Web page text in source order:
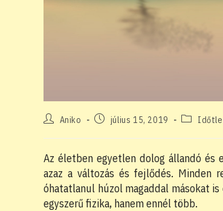
PostAniko
Postjúlius 15, 2019
Post
Az életben egyetlen dolog állandó és
azaz a változás és fejlődés. Minden
óhatatlanul húzol magaddal másokat
egyszerű fizika, hanem ennél több.